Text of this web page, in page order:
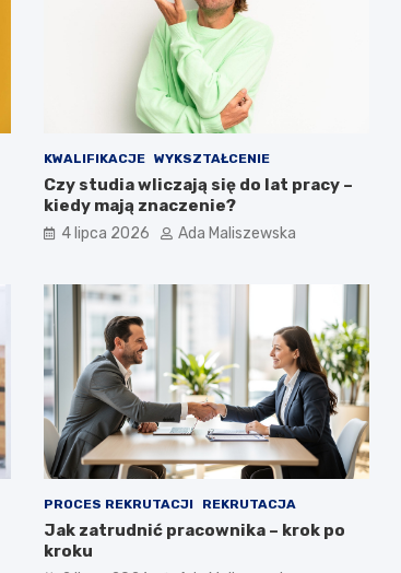
KWALIFIKACJE WYKSZTAŁCENIE
Czy studia wliczają się do lat pracy –
kiedy mają znaczenie?
4 lipca 2026 Ada Maliszewska
PROCES REKRUTACJI REKRUTACJA
Jak zatrudnić pracownika – krok po
kroku